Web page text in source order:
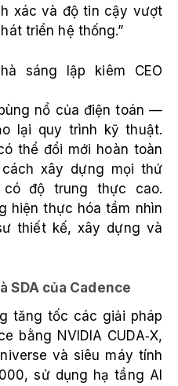
xác và độ tin cậy vượt
triển hệ thống.”
sáng lập kiêm CEO
nổ của điện toán —
lại quy trình kỹ thuật.
thể đổi mới hoàn toàn
xây dựng mọi thứ
độ trung thực cao.
hiện thực hóa tầm nhìn
thiết kế, xây dựng và
SDA của Cadence
tăng tốc các giải pháp
bằng NVIDIA CUDA‑X,
và siêu máy tính
sử dụng hạ tầng AI